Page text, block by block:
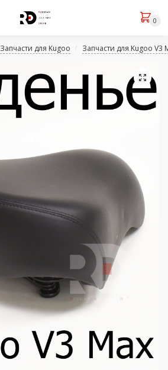
0
Запчасти для Kugoo / Запчасти для Kugoo V3
🔍